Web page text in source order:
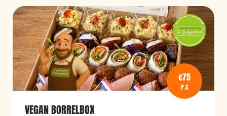
€75
P.S
VEGAN BORRELBOX